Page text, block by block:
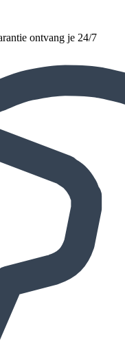
ontvang je 24/7